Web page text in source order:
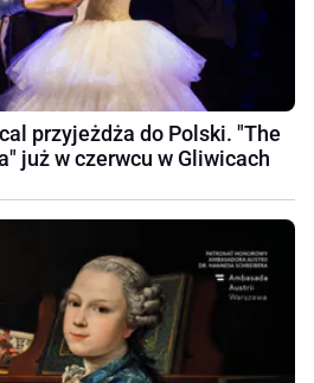
przyjeżdża do Polski. "The
już w czerwcu w Gliwicach